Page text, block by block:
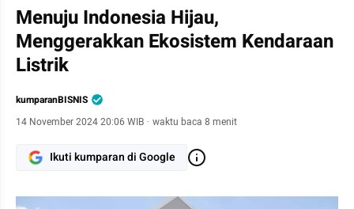
Menuju Indonesia Hijau,
Menggerakkan Ekosistem Kendaraan
Listrik
kumparanBISNIS
14 November 2024 20:06 WIB · waktu baca 8 menit
Ikuti kumparan di Google